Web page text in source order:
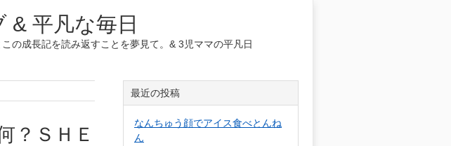
& 平凡な毎日
の成長記を読み返すことを夢見て。& 3児ママの平凡日
？ＳＨＥ
最近の投稿
なんちゅう顔でアイス食べとんね
ん